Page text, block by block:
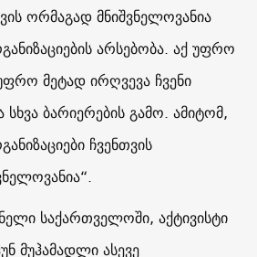
ორმაგად მნიშვნელოვანია
არსებობა. აქ უფრო
მეტად ირღვევა ჩვენი
ბარიერების გამო. ამიტომ,
ჩვენთვის
საქართველოში, აქტივისტი
მუჰამადლი ასევე